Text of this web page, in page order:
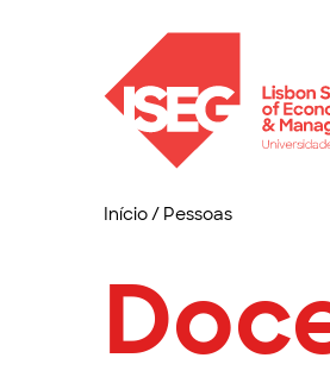
Início/ Pessoas